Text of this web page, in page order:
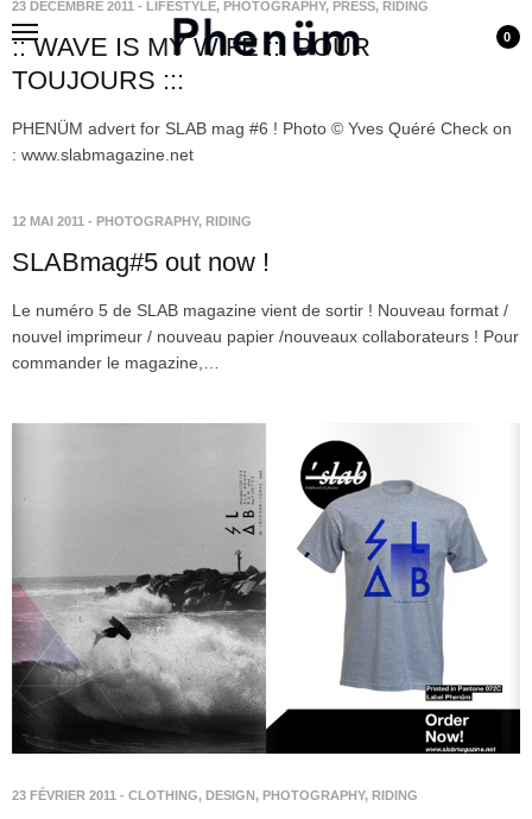
0
23 DÉCEMBRE 2011 - LIFESTYLE, PHOTOGRAPHY, PRESS, RIDING
:: WAVE IS MY WIFE ::: POUR
TOUJOURS :::
PHENÜM advert for SLAB mag #6 ! Photo © Yves Quéré Check on
: www.slabmagazine.net
12 MAI 2011 - PHOTOGRAPHY, RIDING
SLABmag#5 out now !
Le numéro 5 de SLAB magazine vient de sortir ! Nouveau format /
nouvel imprimeur / nouveau papier /nouveaux collaborateurs ! Pour
commander le magazine,…
23 FÉVRIER 2011 - CLOTHING, DESIGN, PHOTOGRAPHY, RIDING